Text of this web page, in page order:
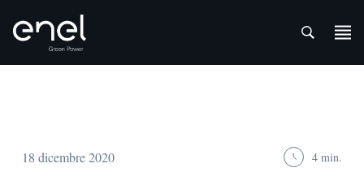
18 dicembre 2020 4 min.